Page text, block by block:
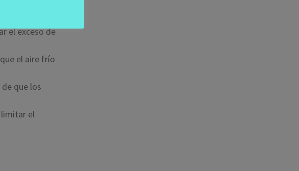
lo antes
el exceso de
el aire frío
que los
el